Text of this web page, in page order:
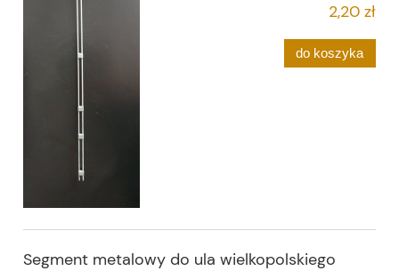
2,20 zł
do koszyka
Segment metalowy do ula wielkopolskiego